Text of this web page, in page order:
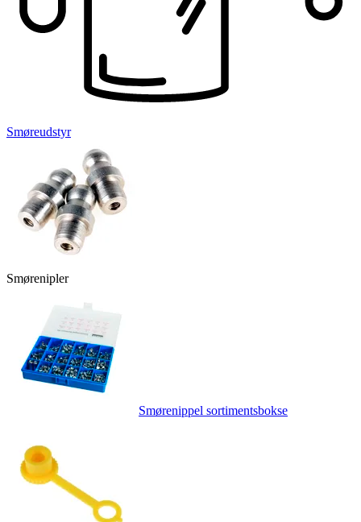
Smøreudstyr
Smørenipler
Smørenippel sortimentsbokse